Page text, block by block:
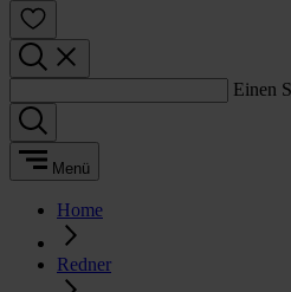
Einen
Menü
Home
Redner